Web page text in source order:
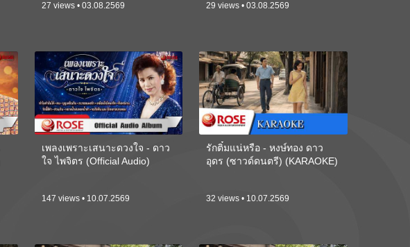
27 views • 03.08.2569 29 views • 03.08.2569
เพลงเพราะเสนาะดวงใจ - ดาว
ใจ ไพจิตร (Official Audio)
147 views • 10.07.2569
รักติ๋มแน่หรือ - หงษ์ทอง ดาว
อุดร (ซาวด์ดนตรี) (KARAOKE)
32 views • 10.07.2569